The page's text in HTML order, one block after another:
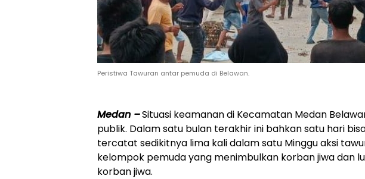
Peristiwa Tawuran antar pemuda di Belawan.
Medan –Situasi keamanan di Kecamatan Medan
publik. Dalam satu bulan terakhir ini bahkan satu hari
tercatat sedikitnya lima kali dalam satu Minggu aksi
kelompok pemuda yang menimbulkan korban jiwa dan
korban jiwa.